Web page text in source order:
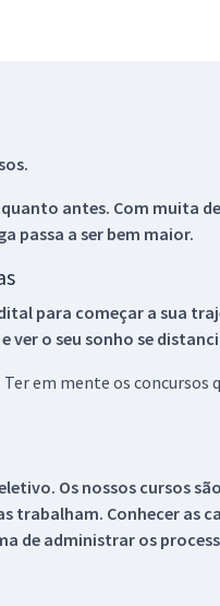
antes. Com muita
passa a ser bem maior.
para começar a sua
ver o seu sonho se
em mente os concursos
Os nossos cursos
trabalham. Conhecer as
de administrar os